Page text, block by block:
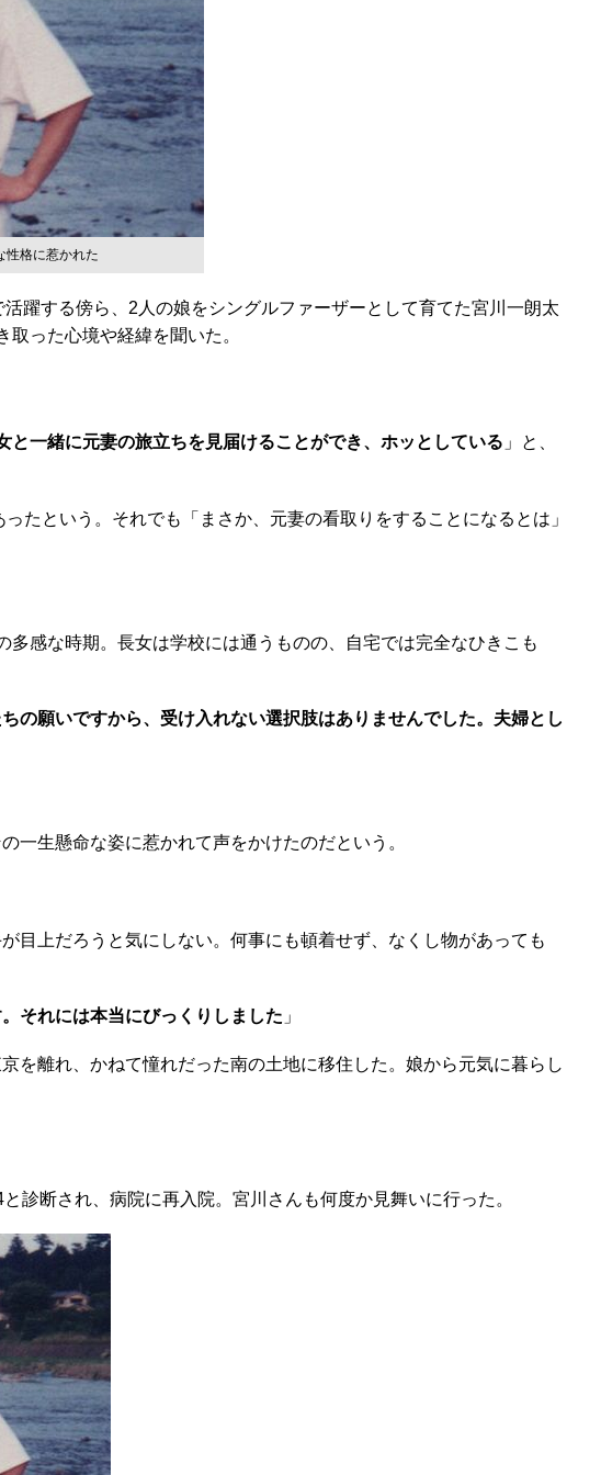
性格に惹かれた
する傍ら、2人の娘をシングルファーザーとして育てた宮川一朗太
った心境や経緯を聞いた。
と一緒に元妻の旅立ちを見届けることができ、ホッとしている 」と、
という。それでも「まさか、元妻の看取りをすることになるとは」
感な時期。長女は学校には通うものの、自宅では完全なひきこも
の願いですから、受け入れない選択肢はありませんでした。夫婦とし
生懸命な姿に惹かれて声をかけたのだという。
上だろうと気にしない。何事にも頓着せず、なくし物があっても
それには本当にびっくりしました 」
離れ、かねて憧れだった南の土地に移住した。娘から元気に暮らし
断され、病院に再入院。宮川さんも何度か見舞いに行った。